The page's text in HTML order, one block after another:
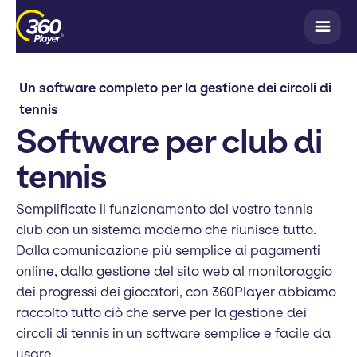
Un software completo per la gestione dei circoli di
tennis
Software per club di
tennis
Semplificate il funzionamento del vostro tennis
club con un sistema moderno che riunisce tutto.
Dalla comunicazione più semplice ai pagamenti
online, dalla gestione del sito web al monitoraggio
dei progressi dei giocatori, con 360Player abbiamo
raccolto tutto ciò che serve per la gestione dei
circoli di tennis in un software semplice e facile da